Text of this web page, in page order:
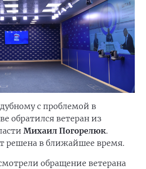
с проблемой в
обратился ветеран из
Михаил Погорелюк.
решена в ближайшее время.
обращение ветерана